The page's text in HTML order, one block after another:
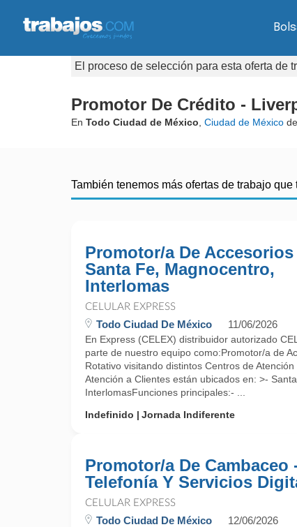
El proceso de selección para esta oferta de
Promotor De Crédito -
En Todo Ciudad de México Ciudad de México
También tenemos más ofertas de trabajo
Promotor/a De Accesorios
Santa Fe, Magnocentro,
Interlomas
CELULAR EXPRESS
Todo Ciudad De México 11/06/2026
En Express (CELEX) distribuidor autorizado
parte de nuestro equipo como:Promotor/a de
Rotativo visitando distintos Centros de
Atención a Clientes están ubicados en: >-
InterlomasFunciones principales:- ...
Indefinido
Jornada Indiferente
Promotor/a De Cambaceo
Telefonía Y Servicios
CELULAR EXPRESS
Todo Ciudad De México 12/06/2026